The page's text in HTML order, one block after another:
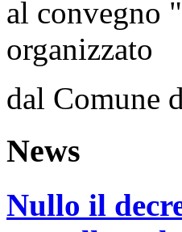
al convegno
organizzato
dal Comune
News
Nullo il